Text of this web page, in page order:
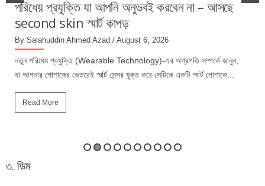
ওমেগা-৩-এ ভরপুর ১৫টি দেশি খাবার: হার্ট, মস্তিষ্ক ও
চোখ সুস্থ রাখার গাইড
By Salahuddin Ahmed Azad/ August 5, 2026
ওমেগা-৩-এ ভরপুর দেশি খাবার নিয়মিত খাদ্যতালিকায় রাখলে হৃদ্‌স্বাস্থ্য ভালো থাকে,
মস্তিষ্কের কার্যক্ষমতা বাড়ে, প্রদাহ কমে এবং শরীর প্রয়োজনীয় স্বাস্থ্যকর চর্বি...
Read More
৩. ডিম